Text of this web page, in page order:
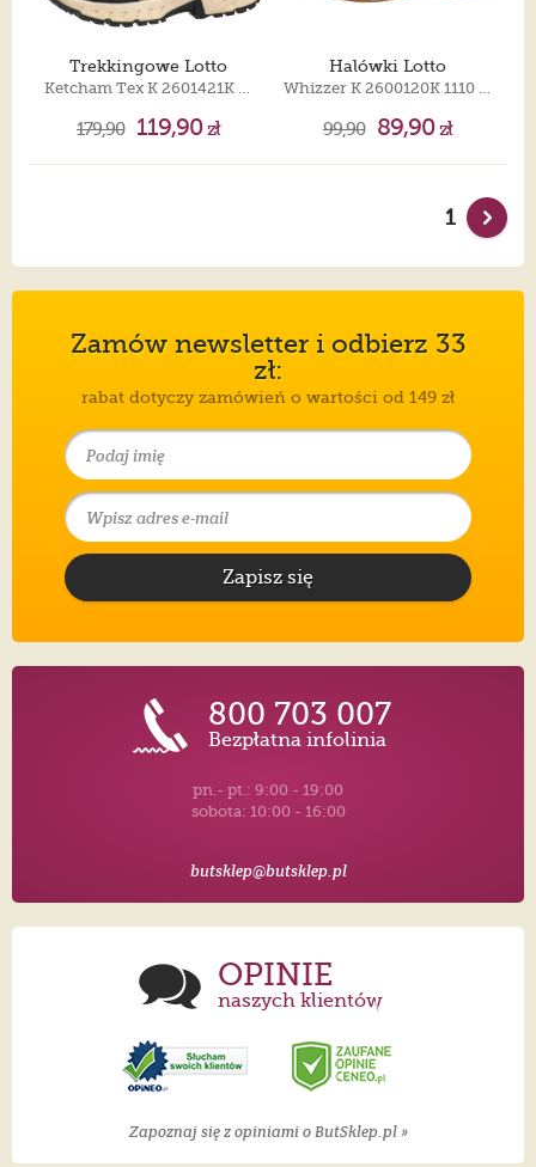
Trekkingowe Lotto
179,90 119,90zł
Halówki Lotto
99,90 89,90zł
1
Zamów newsletter i odbierz 33
zł:
rabat dotyczy zamówień o wartości od 149 zł
Zapisz się
800 703 007
Bezpłatna infolinia
pn.- pt.: 9:00 - 19:00
sobota: 10:00 - 16:00
butsklep@butsklep.pl
OPINIE
naszych klientów
Zapoznaj się z opiniami o ButSklep.pl »